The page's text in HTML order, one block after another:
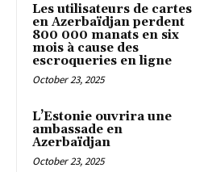
Les utilisateurs de cartes
en Azerbaïdjan perdent
800 000 manats en six
mois à cause des
escroqueries en ligne
October 23, 2025
L’Estonie ouvrira une
ambassade en
Azerbaïdjan
October 23, 2025